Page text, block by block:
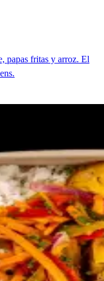
papas fritas y arroz. El